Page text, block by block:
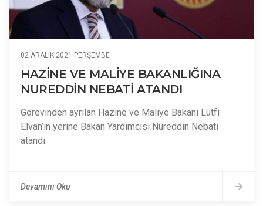
02 ARALIK 2021 PERŞEMBE
HAZİNE VE MALİYE BAKANLIĞINA
NUREDDİN NEBATİ ATANDI
Görevinden ayrılan Hazine ve Maliye Bakanı Lütfi
Elvan’ın yerine Bakan Yardımcısı Nureddin Nebati
atandı.
Devamını Oku